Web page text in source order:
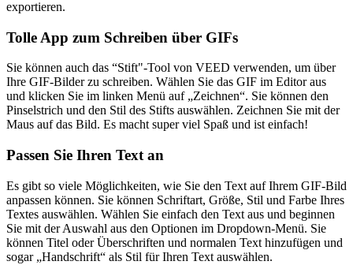
exportieren.
Tolle App zum Schreiben über GIFs
Sie können auch das “Stift"-Tool von VEED verwenden, um über
Ihre GIF-Bilder zu schreiben. Wählen Sie das GIF im Editor aus
und klicken Sie im linken Menü auf „Zeichnen“. Sie können den
Pinselstrich und den Stil des Stifts auswählen. Zeichnen Sie mit der
Maus auf das Bild. Es macht super viel Spaß und ist einfach!
Passen Sie Ihren Text an
Es gibt so viele Möglichkeiten, wie Sie den Text auf Ihrem GIF-Bild
anpassen können. Sie können Schriftart, Größe, Stil und Farbe Ihres
Textes auswählen. Wählen Sie einfach den Text aus und beginnen
Sie mit der Auswahl aus den Optionen im Dropdown-Menü. Sie
können Titel oder Überschriften und normalen Text hinzufügen und
sogar „Handschrift“ als Stil für Ihren Text auswählen.